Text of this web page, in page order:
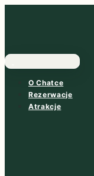
O Chatce
Rezerwacje
Atrakcje